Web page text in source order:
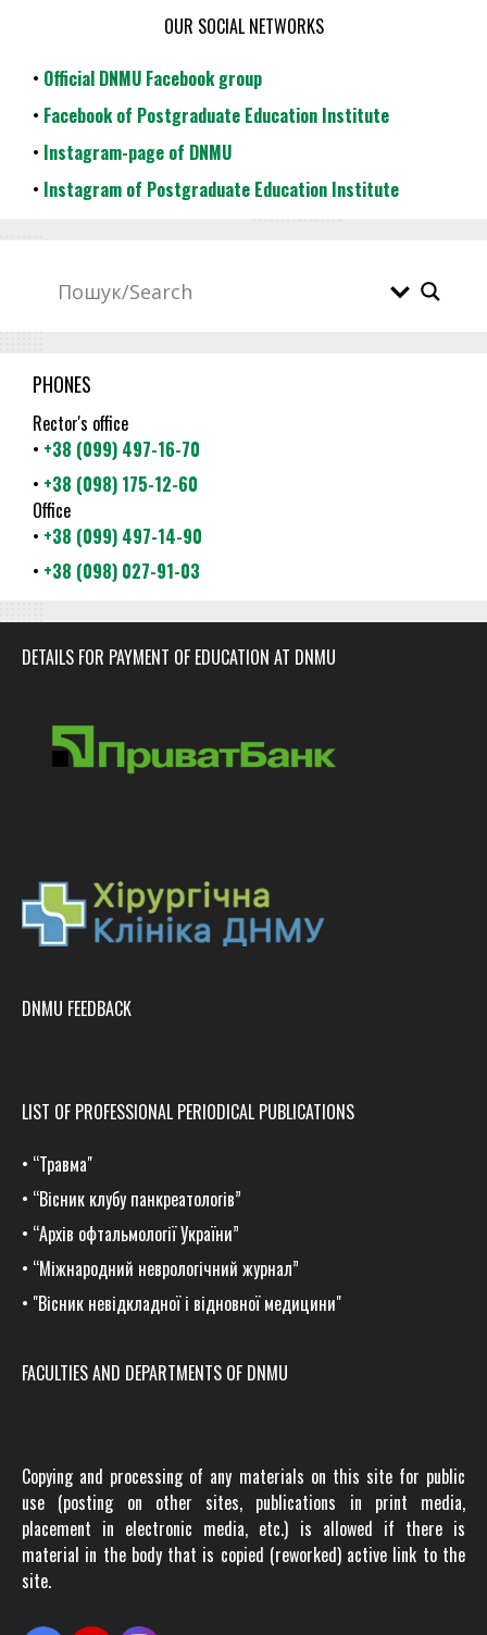
OUR SOCIAL NETWORKS
• Official DNMU Facebook group
• Facebook of Postgraduate Education Institute
• Instagram-page of DNMU
• Instagram of Postgraduate Education Institute
PHONES
Rector's office
• +38 (099) 497-16-70
• +38 (098) 175-12-60
Office
• +38 (099) 497-14-90
• +38 (098) 027-91-03
DETAILS FOR PAYMENT OF EDUCATION AT DNMU
DNMU FEEDBACK
LIST OF PROFESSIONAL PERIODICAL PUBLICATIONS
• “Травма"
• “Вісник клубу панкреатологів”
• “Архів офтальмології України”
• “Міжнародний неврологічний журнал”
• "Вісник невідкладної і відновної медицини"
FACULTIES AND DEPARTMENTS OF DNMU
Copying and processing of any materials on this site for public
use (posting on other sites, publications in print media,
placement in electronic media, etc.) is allowed if there is
material in the body that is copied (reworked) active link to the
site.